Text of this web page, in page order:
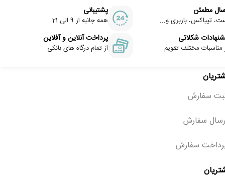
مطمئن
تیپاکس، باربری و...
پشتیبانی
همه جانبه از 9 الی 21
شکلاتی
مناسبات مختلف تقویم
پرداخت آنلاین و آفلاین
از تمام درگاه های بانکی
سفارش
سفارش
سفارش